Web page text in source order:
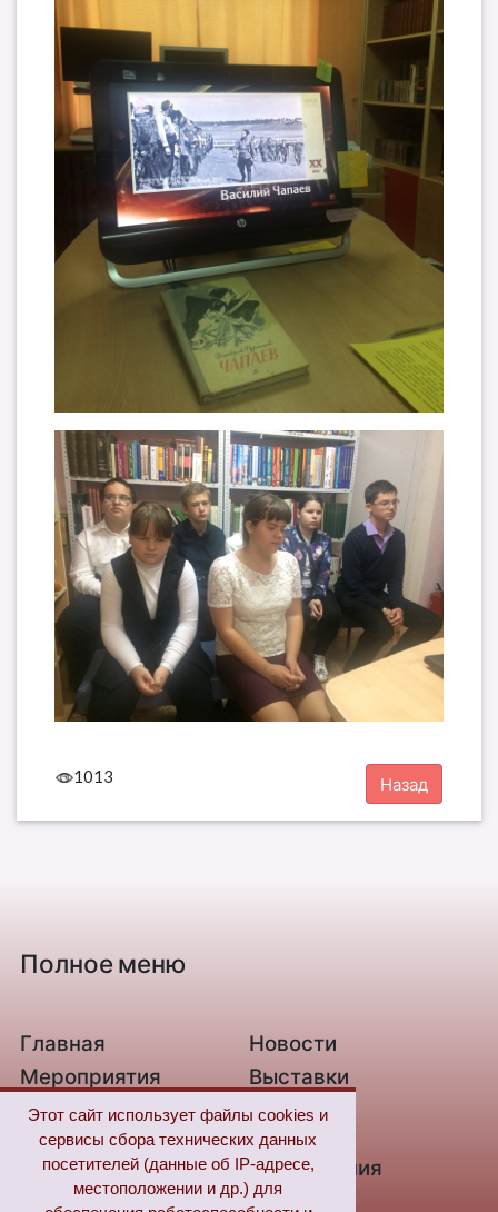
1013
Этот сайт использует файлы cookies и
сервисы сбора технических данных
посетителей (данные об IP-адресе,
местоположении и др.) для
Полное меню
Главная
Новости
Мероприятия
Выставки
О библиотеке
Контакты
Связь с нами
Новые
поступления
Из жизни незрячих
Цифровая